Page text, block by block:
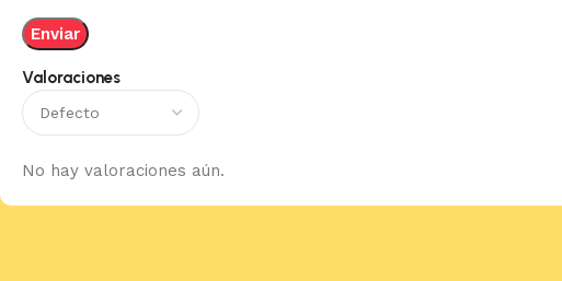
Valoraciones
No hay valoraciones aún.